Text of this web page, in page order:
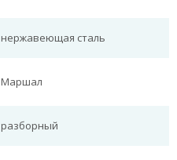
нержавеющая сталь
Маршал
разборный